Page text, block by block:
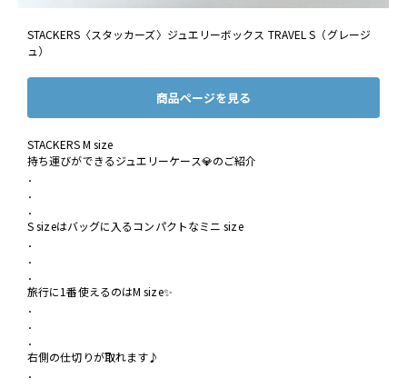
STACKERS〈スタッカーズ〉ジュエリーボックス TRAVEL S（グレージ
ュ）
商品ページを見る
STACKERS M size
持ち運びができるジュエリーケース💎のご紹介
．
．
．
S sizeはバッグに入るコンパクトなミニ size
．
．
．
旅行に1番使えるのはM size✨
．
．
．
右側の仕切りが取れます♪
．